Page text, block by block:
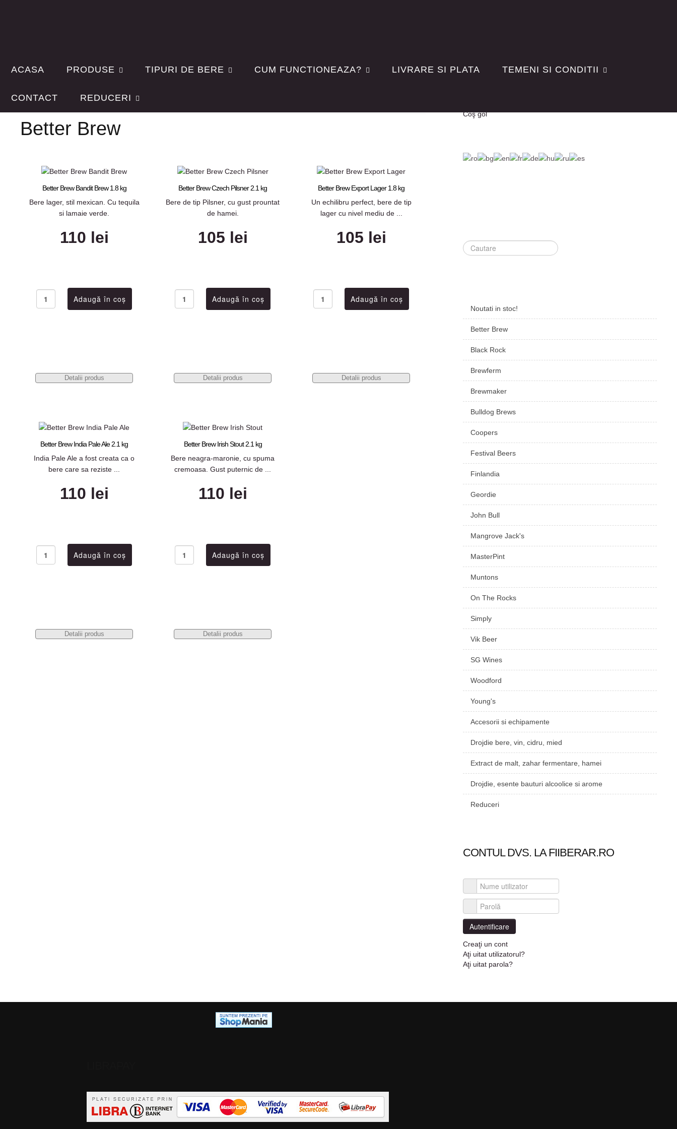
ACASA PRODUSE TIPURI DE BERE CUM FUNCTIONEAZA? LIVRARE SI PLATA TEMENI SI CONDITII
CONTACT REDUCERI
Denumirea produsului +/-
Better Brew
Better Brew
Better Brew Bandit Brew 1.8 kg
Bere lager, stil mexican. Cu tequila
si lamaie verde.
110 lei
Detalii produs
Better Brew Czech Pilsner 2.1 kg
Bere de tip Pilsner, cu gust prountat
de hamei.
105 lei
Detalii produs
Better Brew Export Lager 1.8 kg
Un echilibru perfect, bere de tip
lager cu nivel mediu de ...
105 lei
Detalii produs
Better Brew India Pale Ale 2.1 kg
India Pale Ale a fost creata ca o
bere care sa reziste ...
110 lei
Detalii produs
Better Brew Irish Stout 2.1 kg
Bere neagra-maronie, cu spuma
cremoasa. Gust puternic de ...
110 lei
Detalii produs
Coş gol
Căutare
...
Noutati in stoc!
Better Brew
Black Rock
Brewferm
Brewmaker
Bulldog Brews
Coopers
Festival Beers
Finlandia
Geordie
John Bull
Mangrove Jack's
MasterPint
Muntons
On The Rocks
Simply
Vik Beer
SG Wines
Woodford
Young's
Accesorii si echipamente
Drojdie bere, vin, cidru, mied
Extract de malt, zahar fermentare, hamei
Drojdie, esente bauturi alcoolice si arome
Reduceri
CONTUL DVS. LA FIIBERAR.RO
Nume utilizator
Parolă
Autentificare
Creaţi un cont
Aţi uitat utilizatorul?
Aţi uitat parola?